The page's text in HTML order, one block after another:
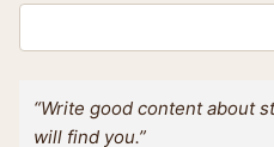
“Write good content about
will find you.”